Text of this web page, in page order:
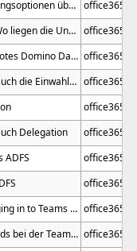
Festlegen von Teams-Besprechungsoptionen über den HCL Notes Kalender mit Teams@Notes office365
Teams@Notes vs. HCL DOMI – Wo liegen die Unterschiede und Stärken der beiden Lösungen? office365
MS Outlook Mails in einer HCL Notes Domino Datenbank ablegen – Notes Domino & Office 365 Integration à la ITWU office365
Teams@Notes unterstützt jetzt auch die Einwahl per Audiokonferenz / Teams@Notes now also supports dial-in via audio conference office365
office365
Delegation
office365
ADFS
office365
office365
Use common standards for Logging in to Teams from within the Notes Client - Notes Domino & Office 365 integration à la ITWU office365
Teams@Notes: Gängige Standards bei der Teams-Anmeldung aus Notes heraus nutzen - Notes Domino & Office 365 Integration à la ITWU office365